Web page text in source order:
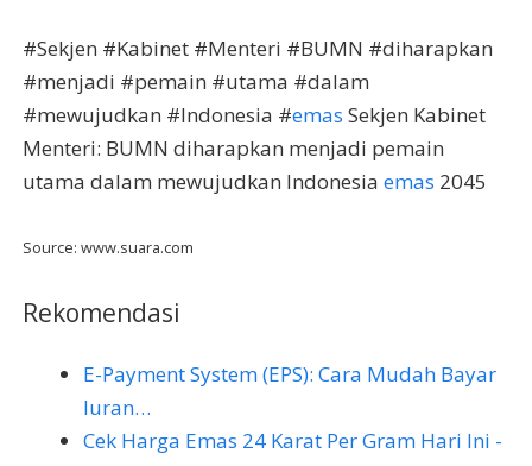
#Sekjen #Kabinet #Menteri #BUMN #diharapkan
#menjadi #pemain #utama #dalam
#mewujudkan #Indonesia #emas Sekjen Kabinet
Menteri: BUMN diharapkan menjadi pemain
utama dalam mewujudkan Indonesia emas 2045
Source: www.suara.com
Rekomendasi
E-Payment System (EPS): Cara Mudah Bayar
Iuran…
Cek Harga Emas 24 Karat Per Gram Hari Ini -